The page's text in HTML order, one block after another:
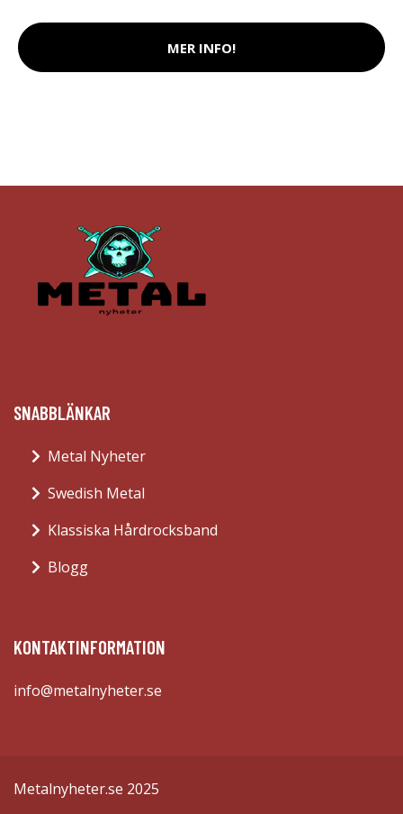
MER INFO!
SNABBLÄNKAR
Metal Nyheter
Swedish Metal
Klassiska Hårdrocksband
Blogg
KONTAKTINFORMATION
info@metalnyheter.se
Metalnyheter.se 2025